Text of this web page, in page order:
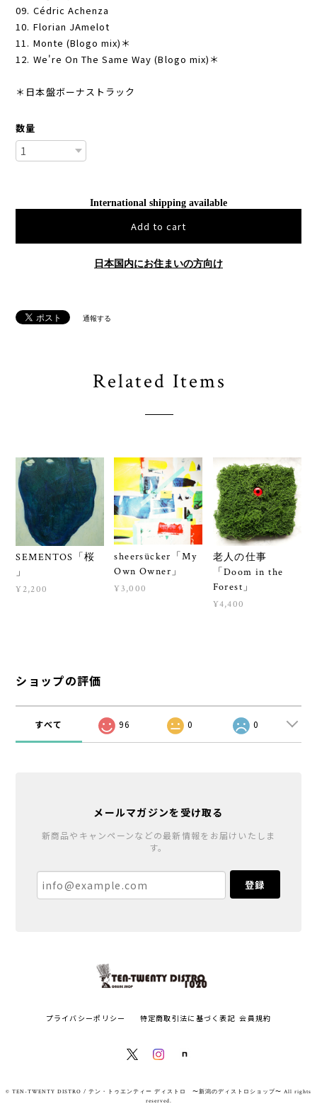
09. Cédric Achenza
10. Florian JAmelot
11. Monte (Blogo mix)＊
12. We're On The Same Way (Blogo mix)＊
＊日本盤ボーナストラック
数量
International shipping available
Add to cart
日本国内にお住まいの方向け
通報する
Related Items
SEMENTOS「桜
」
¥2,200
sheersücker「My
Own Owner」
¥3,000
老人の仕事
「Doom in the
Forest」
¥4,400
ショップの評価
すべて 96 0 0
メールマガジンを受け取る
新商品やキャンペーンなどの最新情報をお届けいたしま
す。
登録
プライバシーポリシー 特定商取引法に基づく表記 会員規約
© TEN-TWENTY DISTRO / テン・トゥエンティー ディストロ 〜新潟のディストロショップ〜 All rights
reserved.